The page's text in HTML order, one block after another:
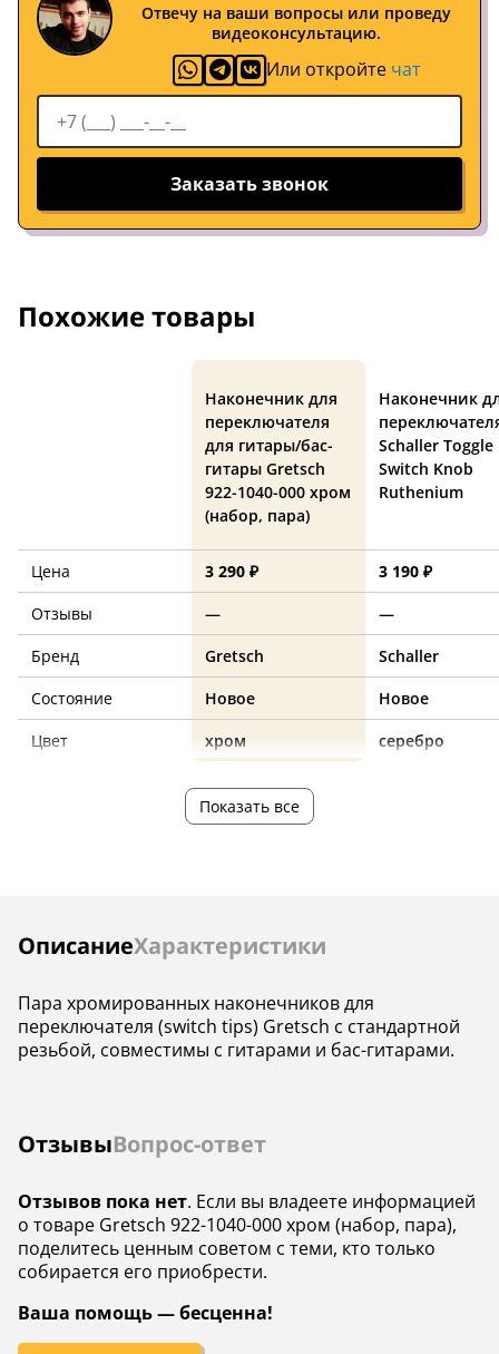
Отвечу на ваши вопросы или проведу
видеоконсультацию.
Или откройте чат
Заказать звонок
Похожие товары
Наконечник для
переключателя
для гитары/бас-
гитары Gretsch
922-1040-000 хром
(набор, пара)
Наконечник
Schaller Toggle
Switch Knob
Ruthenium
Цена 3 290 ₽
3 190 ₽
Отзывы
—
—
Бренд
Gretsch
Schaller
Состояние
Новое
Новое
Цвет
хром серебро
Показать все
ОписаниеХарактеристики
Инструкции
Пара хромированных наконечников для
переключателя (switch tips) Gretsch с стандартной
резьбой, совместимы с гитарами и бас-гитарами.
ОтзывыВопрос-ответ
Отзывов пока нет. Если вы владеете информацией
о товаре Gretsch 922-1040-000 хром (набор, пара),
поделитесь ценным советом с теми, кто только
собирается его приобрести.
Ваша помощь — бесценна!